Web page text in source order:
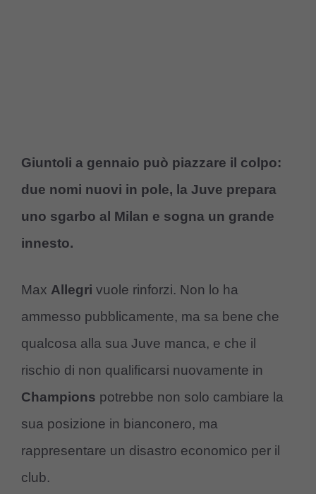
Giuntoli a gennaio può piazzare il colpo:
due nomi nuovi in pole, la Juve prepara
uno sgarbo al Milan e sogna un grande
innesto.
Max Allegri vuole rinforzi. Non lo ha
ammesso pubblicamente, ma sa bene che
qualcosa alla sua Juve manca, e che il
rischio di non qualificarsi nuovamente in
Champions potrebbe non solo cambiare la
sua posizione in bianconero, ma
rappresentare un disastro economico per il
club.